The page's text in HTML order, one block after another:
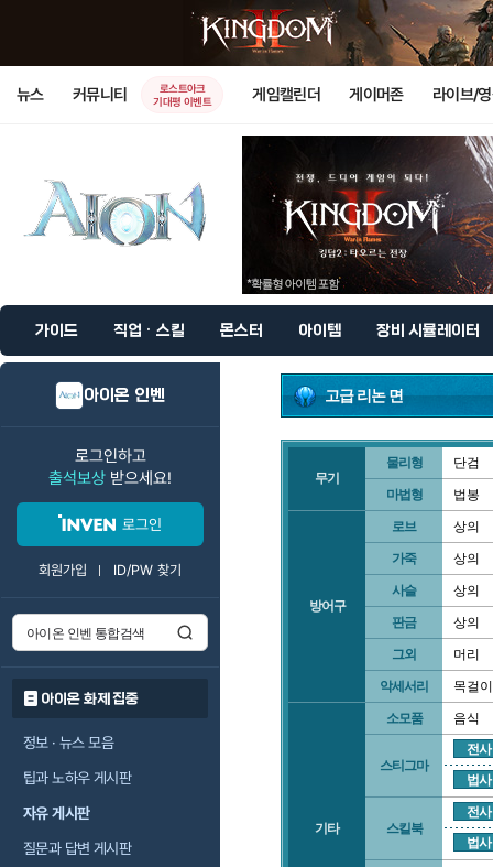
뉴스 커뮤니티
로스트아크
기대평 이벤트
게임캘린더 게이머존 라이브/
가이드 직업 · 스킬 몬스터 아이템 장비 시뮬레이터
아이온 인벤
로그인하고
출석보상 받으세요!
로그인
회원가입 ID/PW 찾기
아이온 화제 집중
정보 · 뉴스 모음
팁과 노하우 게시판
자유 게시판
질문과 답변 게시판
고급 리논 면
무기
물리형 단검
마법형 법봉
방어구
로브 상의
가죽 상의
사슬 상의
판금 상의
그외 머리
악세서리 목걸이
기타
소모품 음식
스티그마
전사
법사
스킬북
전사
법사